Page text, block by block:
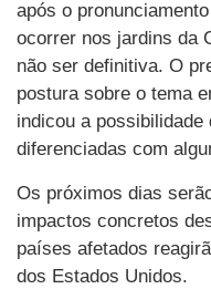
após o
ocorrer nos jardins da
não ser definitiva. O
postura sobre o tema
indicou a
diferenciadas com
Os próximos dias
impactos concretos
países afetados
dos Estados Unidos.